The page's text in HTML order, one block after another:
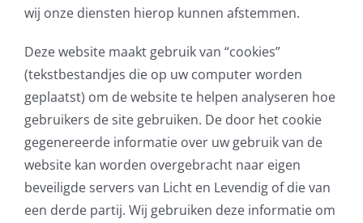
wij onze diensten hierop kunnen afstemmen.
Deze website maakt gebruik van “cookies”
(tekstbestandjes die op uw computer worden
geplaatst) om de website te helpen analyseren hoe
gebruikers de site gebruiken. De door het cookie
gegenereerde informatie over uw gebruik van de
website kan worden overgebracht naar eigen
beveiligde servers van Licht en Levendig of die van
een derde partij. Wij gebruiken deze informatie om